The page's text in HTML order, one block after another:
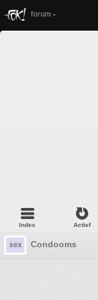
forum
Index Actief
sex Condooms